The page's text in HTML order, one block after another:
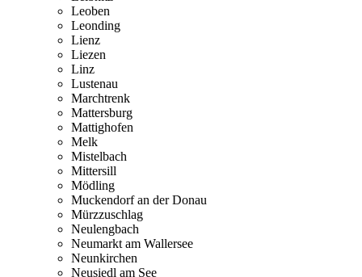
Leoben
Leonding
Lienz
Liezen
Linz
Lustenau
Marchtrenk
Mattersburg
Mattighofen
Melk
Mistelbach
Mittersill
Mödling
Muckendorf an der Donau
Mürzzuschlag
Neulengbach
Neumarkt am Wallersee
Neunkirchen
Neusiedl am See